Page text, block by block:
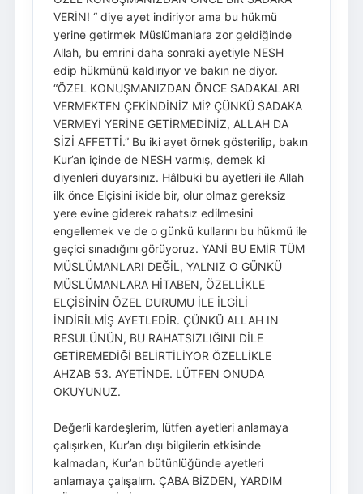
VERİN! “ diye ayet indiriyor ama bu hükmü
yerine getirmek Müslümanlara zor geldiğinde
Allah, bu emrini daha sonraki ayetiyle NESH
edip hükmünü kaldırıyor ve bakın ne diyor.
“ÖZEL KONUŞMANIZDAN ÖNCE SADAKALARI
VERMEKTEN ÇEKİNDİNİZ Mİ? ÇÜNKÜ SADAKA
VERMEYİ YERİNE GETİRMEDİNİZ, ALLAH DA
SİZİ AFFETTİ.” Bu iki ayet örnek gösterilip, bakın
Kur’an içinde de NESH varmış, demek ki
diyenleri duyarsınız. Hâlbuki bu ayetleri ile Allah
ilk önce Elçisini ikide bir, olur olmaz gereksiz
yere evine giderek rahatsız edilmesini
engellemek ve de o günkü kullarını bu hükmü ile
geçici sınadığını görüyoruz. YANİ BU EMİR TÜM
MÜSLÜMANLARI DEĞİL, YALNIZ O GÜNKÜ
MÜSLÜMANLARA HİTABEN, ÖZELLİKLE
ELÇİSİNİN ÖZEL DURUMU İLE İLGİLİ
İNDİRİLMİŞ AYETLEDİR. ÇÜNKÜ ALLAH IN
RESULÜNÜN, BU RAHATSIZLIĞINI DİLE
GETİREMEDİĞİ BELİRTİLİYOR ÖZELLİKLE
AHZAB 53. AYETİNDE. LÜTFEN ONUDA
OKUYUNUZ.
Değerli kardeşlerim, lütfen ayetleri anlamaya
çalışırken, Kur’an dışı bilgilerin etkisinde
kalmadan, Kur’an bütünlüğünde ayetleri
anlamaya çalışalım. ÇABA BİZDEN, YARDIM